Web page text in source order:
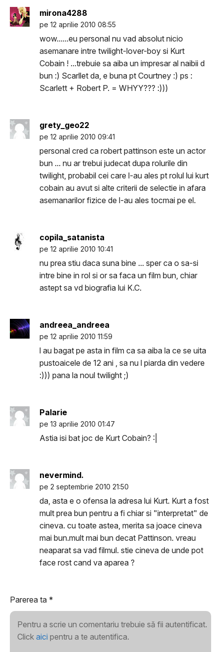
mirona4288
pe 12 aprilie 2010 08:55
wow......eu personal nu vad absolut nicio
asemanare intre twilight-lover-boy si Kurt
Cobain ! ...trebuie sa aiba un impresar al naibii d
bun :) Scarllet da, e buna pt Courtney :) ps :
Scarlett + Robert P. = WHYY??? :)))
grety_geo22
pe 12 aprilie 2010 09:41
personal cred ca robert pattinson este un actor
bun ... nu ar trebui judecat dupa rolurile din
twilight, probabil cei care l-au ales pt rolul lui kurt
cobain au avut si alte criterii de selectie in afara
asemanarilor fizice de l-au ales tocmai pe el.
copila_satanista
pe 12 aprilie 2010 10:41
nu prea stiu daca suna bine ... sper ca o sa-si
intre bine in rol si or sa faca un film bun, chiar
astept sa vd biografia lui K.C.
andreea_andreea
pe 12 aprilie 2010 11:59
l au bagat pe asta in film ca sa aiba la ce se uita
pustoaicele de 12 ani , sa nu l piarda din vedere
:))) pana la noul twilight ;)
Palarie
pe 13 aprilie 2010 01:47
Astia isi bat joc de Kurt Cobain? :|
nevermind.
pe 2 septembrie 2010 21:50
da, asta e o ofensa la adresa lui Kurt. Kurt a fost
mult prea bun pentru a fi chiar si "interpretat" de
cineva. cu toate astea, merita sa joace cineva
mai bun.mult mai bun decat Pattinson. vreau
neaparat sa vad filmul. stie cineva de unde pot
face rost cand va aparea ?
Parerea ta *
Pentru a scrie un comentariu trebuie să fii autentificat.
Click aici pentru a te autentifica.